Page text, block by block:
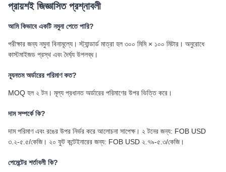
প্রায়শই জিজ্ঞাসিত প্রশ্নাবলী
আমি কিভাবে একটি নমুনা পেতে পারি?
পরীক্ষার জন্য নমুনা বিনামূল্যে। স্ট্যান্ডার্ড মাত্রা হল ৩০০ মিমি × ১০০ মিটার। অনুরোধে
কাস্টমাইজড প্রস্থ এবং দৈর্ঘ্য উপলব্ধ।
ন্যূনতম অর্ডারের পরিমাণ কত?
MOQ হল ২ টন। মূল্য প্রধানত অর্ডারের পরিমাণের উপর ভিত্তি করে।
দাম সম্পর্কে কি?
দাম পরিমাণ এবং রঙের উপর নির্ভর করে আলোচনা সাপেক্ষ। ২ টনের জন্য: FOB USD
৩.২-৫.৫/কেজি। ২০ ফুট কন্টেইনারের জন্য: FOB USD ২.৭৯-৫.৩/কেজি।
পেমেন্টের শর্তাবলী কি?